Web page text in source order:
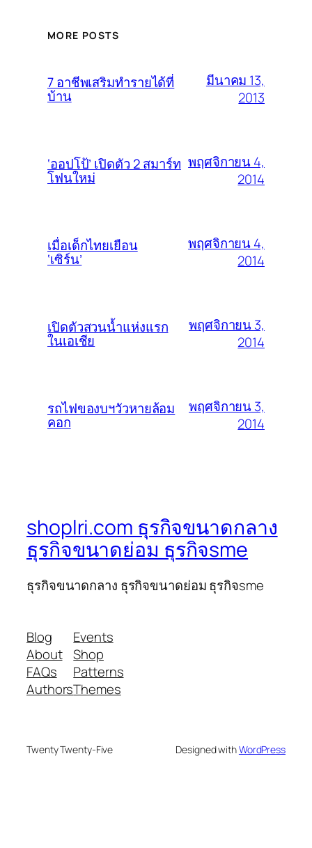
MORE POSTS
7 อาชีพเสริมทำรายได้ที่
บ้าน
มีนาคม 13,
2013
‘ออปโป้’ เปิดตัว 2 สมาร์ท
โฟนใหม่
พฤศจิกายน 4,
2014
เมื่อเด็กไทยเยือน
‘เซิร์น’
พฤศจิกายน 4,
2014
เปิดตัวสวนน้ำแห่งแรก
ในเอเชีย
พฤศจิกายน 3,
2014
รถไฟของบฯวัวหายล้อม
คอก
พฤศจิกายน 3,
2014
shoplri.com ธุรกิจขนาดกลาง
ธุรกิจขนาดย่อม ธุรกิจsme
ธุรกิจขนาดกลาง ธุรกิจขนาดย่อม ธุรกิจsme
Blog
About
FAQs
Authors
Events
Shop
Patterns
Themes
Twenty Twenty-Five Designed withWordPress